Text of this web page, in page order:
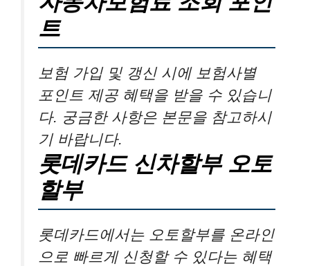
트
보험 가입 및 갱신 시에 보험사별
포인트 제공 혜택을 받을 수 있습니
다. 궁금한 사항은 본문을 참고하시
기 바랍니다.
롯데카드 신차할부 오토
할부
롯데카드에서는 오토할부를 온라인
으로 빠르게 신청할 수 있다는 혜택